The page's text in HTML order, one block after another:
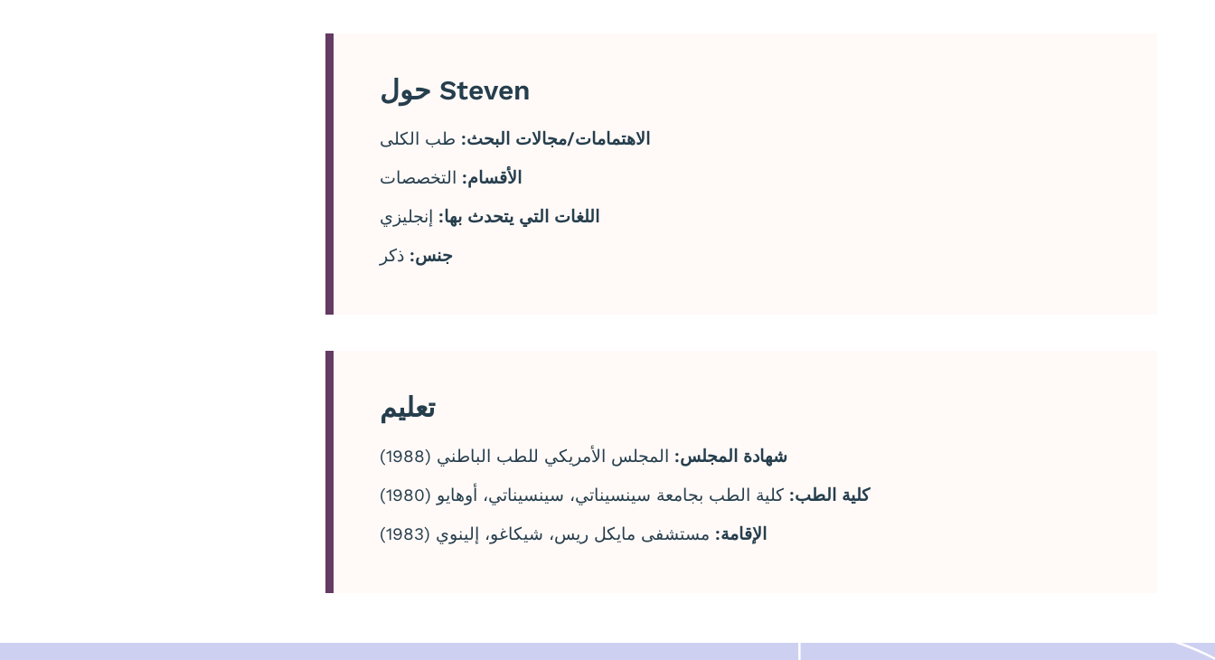
حول Steven
الاهتمامات/مجالات البحث: طب الكلى
الأقسام: التخصصات
اللغات التي يتحدث بها: إنجليزي
جنس: ذكر
تعليم
شهادة المجلس: المجلس الأمريكي للطب الباطني (1988)
كلية الطب: كلية الطب بجامعة سينسيناتي، سينسيناتي، أوهايو (1980)
الإقامة: مستشفى مايكل ريس، شيكاغو، إلينوي (1983)